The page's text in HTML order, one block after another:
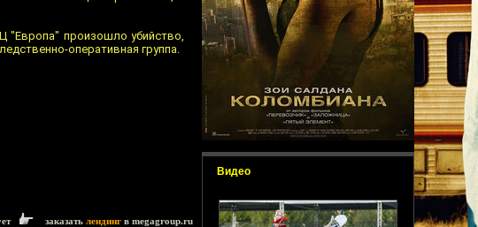
Видео
"Европа" произошло убийство,
оперативная группа.
заказать лендинг в megagroup.ru